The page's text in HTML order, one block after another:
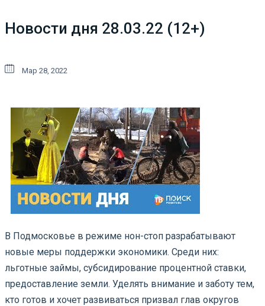
Новости дня 28.03.22 (12+)
Мар 28, 2022
В Подмосковье в режиме нон-стоп разрабатывают
новые меры поддержки экономики. Среди них:
льготные займы, субсидирование процентной ставки,
предоставление земли. Уделять внимание и заботу тем,
кто готов и хочет развиваться призвал глав округов